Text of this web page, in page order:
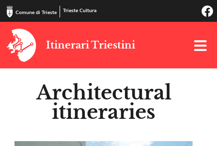
Comune di Trieste Trieste Cultura
Itinerari Triestini
Architectural
itineraries